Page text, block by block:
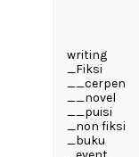
writing
_Fiksi
__cerpen
__novel
__puisi
_non fiksi
_buku